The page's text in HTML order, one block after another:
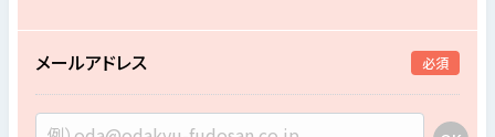
メールアドレス 必須